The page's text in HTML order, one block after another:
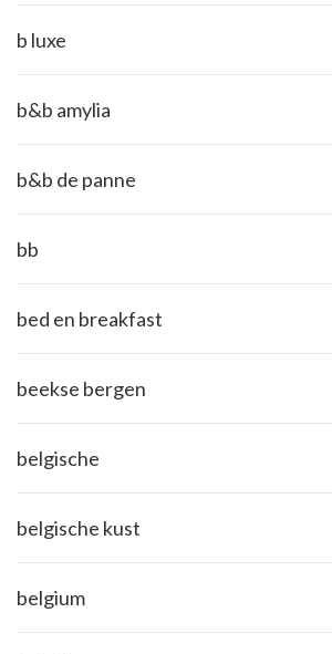
b luxe
b&b amylia
b&b de panne
bb
bed en breakfast
beekse bergen
belgische
belgische kust
belgium